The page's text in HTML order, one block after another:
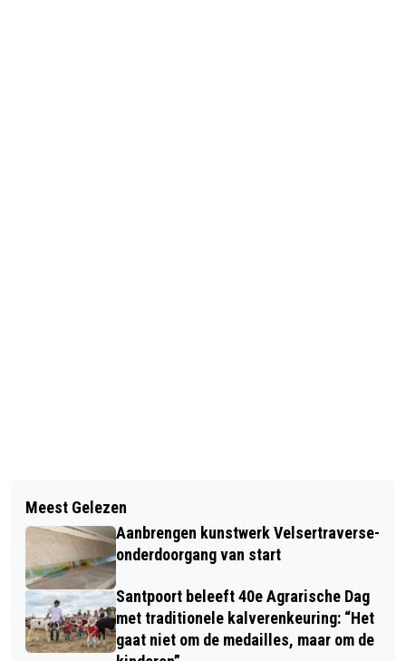
UPDATE: TIM FIETST 5000 KILOMETER
DOOR AMERIKA VOOR DOCHTERTJE
MET USHERSYNDROOM; NOG 3 WEKEN
TE GAAN!
PERSOON AANGEHOUDEN NA
BEDREIGING MET MES IN WINKEL AAN
PLANTAGE
Meest Gelezen
Aanbrengen kunstwerk Velsertraverse-
onderdoorgang van start
Santpoort beleeft 40e Agrarische Dag
met traditionele kalverenkeuring: “Het
gaat niet om de medailles, maar om de